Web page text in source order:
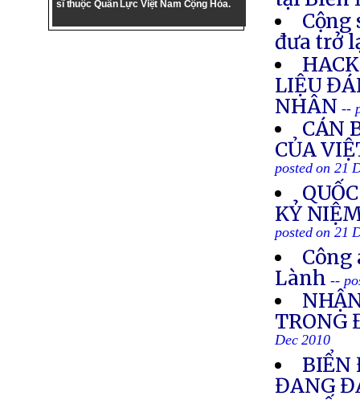
sĩ thuộc Quân Lực Việt Nam Cộng Hòa.
đưa trở
LIỆU
NHÂN --
CÁN
CỦA
posted on 21
KỶ
posted on 21
Lành --
TRONG
Dec 2010
BIỂN
ĐANG